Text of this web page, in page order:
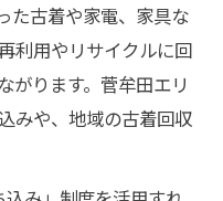
た古着や家電、家具な
利用やリサイクルに回
がります。菅牟田エリ
みや、地域の古着回収